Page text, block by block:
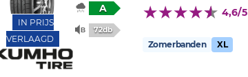
IN PRIJS
VERLAAGD
A
72db
4,6/5
Zomerbanden XL